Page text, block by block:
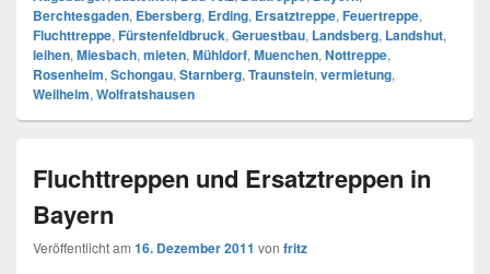
Berchtesgaden, Ebersberg, Erding, Ersatztreppe, Feuertreppe,
Fluchttreppe, Fürstenfeldbruck, Geruestbau, Landsberg, Landshut,
leihen, Miesbach, mieten, Mühldorf, Muenchen, Nottreppe,
Rosenheim, Schongau, Starnberg, Traunstein, vermietung,
Weilheim, Wolfratshausen
Fluchttreppen und Ersatztreppen in
Bayern
Veröffentlicht am 16. Dezember 2011 von fritz